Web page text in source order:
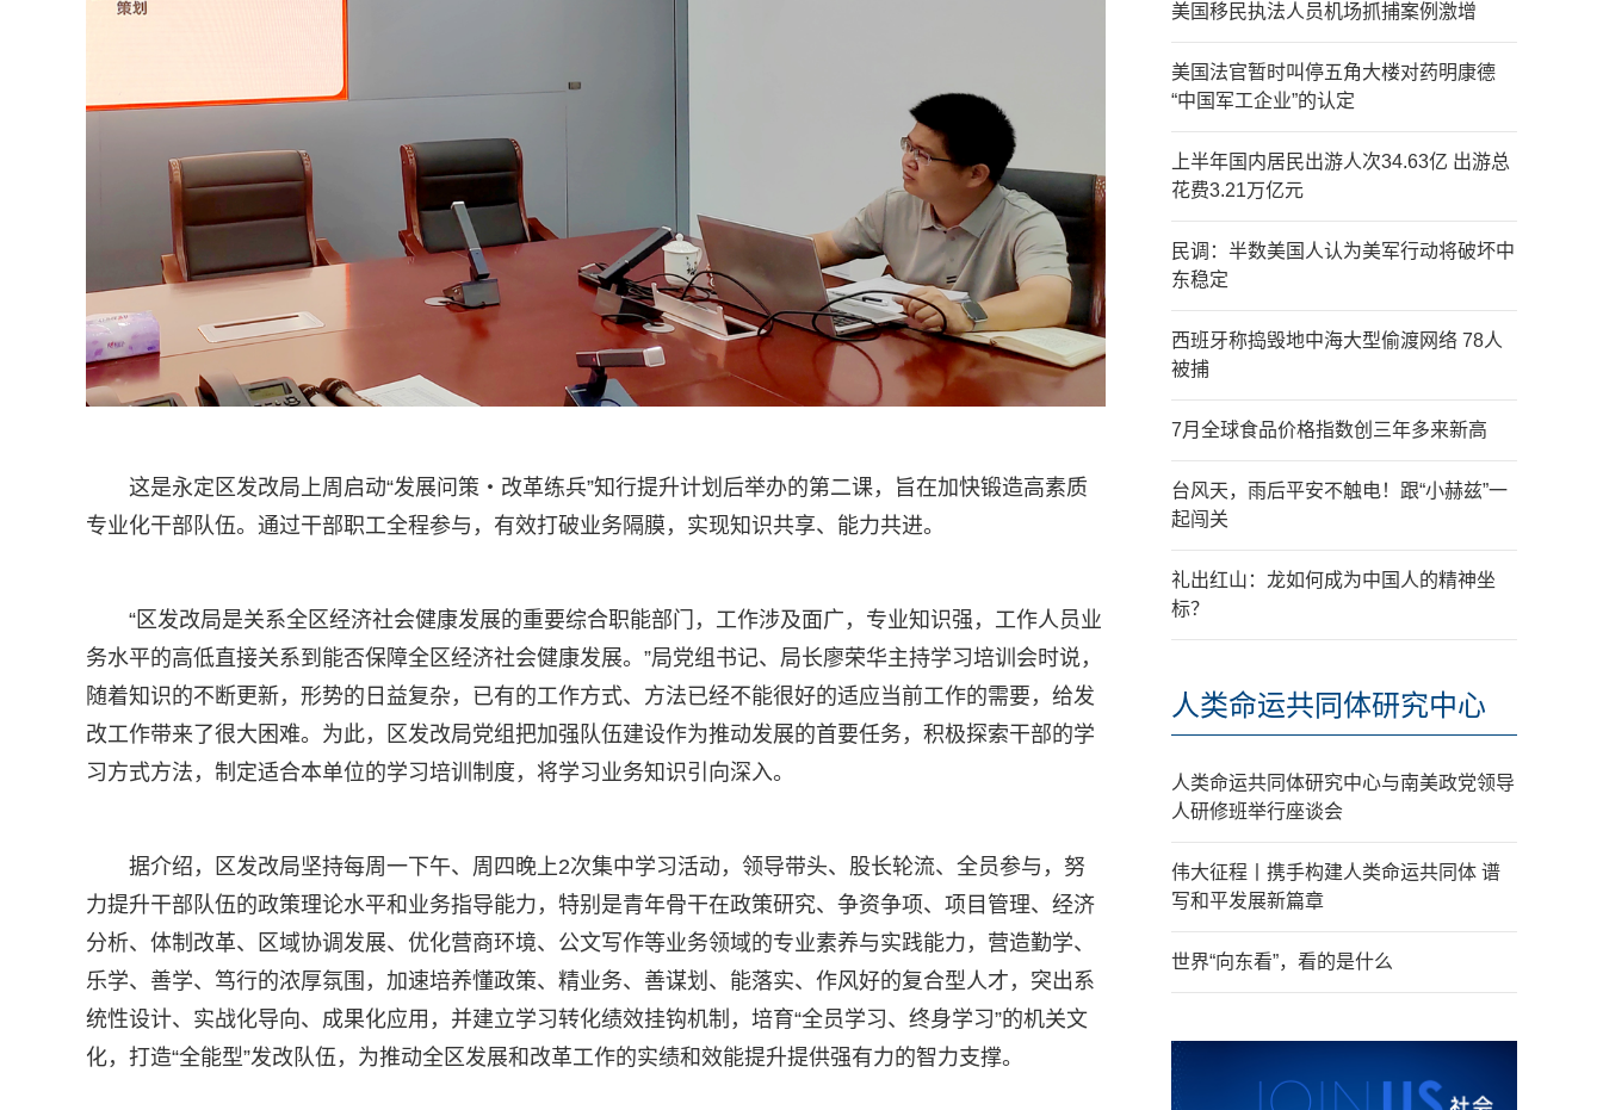
这是永定区发改局上周启动“发展问策・改革练兵”知行提升计划后举办的第二课，旨在加快锻造高素质
专业化干部队伍。通过干部职工全程参与，有效打破业务隔膜，实现知识共享、能力共进。
“区发改局是关系全区经济社会健康发展的重要综合职能部门，工作涉及面广，专业知识强，工作人员业
务水平的高低直接关系到能否保障全区经济社会健康发展。”局党组书记、局长廖荣华主持学习培训会时说，
随着知识的不断更新，形势的日益复杂，已有的工作方式、方法已经不能很好的适应当前工作的需要，给发
改工作带来了很大困难。为此，区发改局党组把加强队伍建设作为推动发展的首要任务，积极探索干部的学
习方式方法，制定适合本单位的学习培训制度，将学习业务知识引向深入。
据介绍，区发改局坚持每周一下午、周四晚上2次集中学习活动，领导带头、股长轮流、全员参与，努
力提升干部队伍的政策理论水平和业务指导能力，特别是青年骨干在政策研究、争资争项、项目管理、经济
分析、体制改革、区域协调发展、优化营商环境、公文写作等业务领域的专业素养与实践能力，营造勤学、
乐学、善学、笃行的浓厚氛围，加速培养懂政策、精业务、善谋划、能落实、作风好的复合型人才，突出系
统性设计、实战化导向、成果化应用，并建立学习转化绩效挂钩机制，培育“全员学习、终身学习”的机关文
化，打造“全能型”发改队伍，为推动全区发展和改革工作的实绩和效能提升提供强有力的智力支撑。
美国移民执法人员机场抓捕案例激增
美国法官暂时叫停五角大楼对药明康德
“中国军工企业”的认定
上半年国内居民出游人次34.63亿 出游总
花费3.21万亿元
民调：半数美国人认为美军行动将破坏中
东稳定
西班牙称捣毁地中海大型偷渡网络 78人
被捕
7月全球食品价格指数创三年多来新高
台风天，雨后平安不触电！跟“小赫兹”一
起闯关
礼出红山：龙如何成为中国人的精神坐
标？
人类命运共同体研究中心
人类命运共同体研究中心与南美政党领导
人研修班举行座谈会
伟大征程丨携手构建人类命运共同体 谱
写和平发展新篇章
世界“向东看”，看的是什么